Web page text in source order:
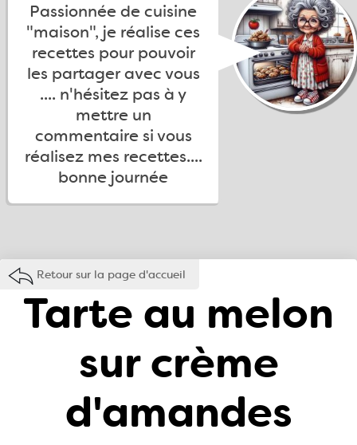
Passionnée de cuisine
"maison", je réalise ces
recettes pour pouvoir
les partager avec vous
.... n'hésitez pas à y
mettre un
commentaire si vous
réalisez mes recettes....
bonne journée
Retour sur la page d'accueil
Tarte au melon
sur crème
d'amandes